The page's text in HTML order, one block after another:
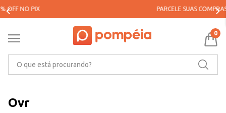
PARCELE SUAS COMPRAS EM ATÉ 5X SEM JUROS*
0
Ovr